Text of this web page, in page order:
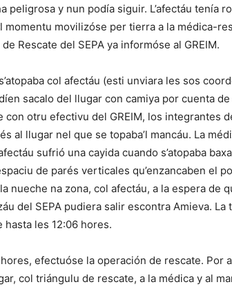
peligrosa y nun podía siguir. L’afectáu tenía
momentu movilizóse per tierra a la médica-
Rescate del SEPA ya informóse al GREIM.
col afectáu (esti unviara les sos
sacalo del llugar con camiya por cuenta
con otru efectivu del GREIM, los integrantes
al llugar nel que se topaba’l mancáu. La
sufrió una cayida cuando s’atopaba
de parés verticales qu’enzancaben el
nueche na zona, col afectáu, a la espera de
del SEPA pudiera salir escontra Amieva. La
hasta les 12:06 hores.
efectuóse la operación de rescate. Por
col triángulu de rescate, a la médica y al